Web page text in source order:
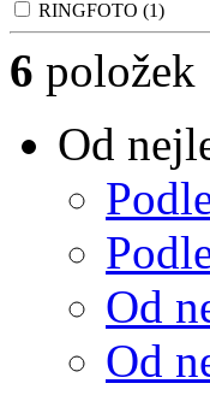
RINGFOTO (1)
6 položek
Od
Od
Od